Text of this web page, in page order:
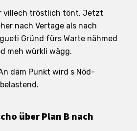
villech tröstlich tönt. Jetzt
nach Vertage als nach
Gründ fürs Warte nähmed
meh würkli wägg.
däm Punkt wird s Nöd-
über Plan B nach